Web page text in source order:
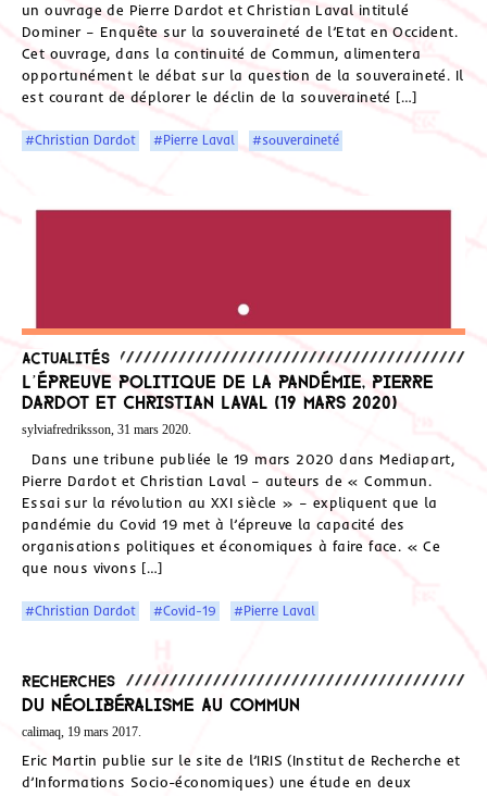
un ouvrage de Pierre Dardot et Christian Laval intitulé
Dominer – Enquête sur la souveraineté de l’Etat en Occident.
Cet ouvrage, dans la continuité de Commun, alimentera
opportunément le débat sur la question de la souveraineté. Il
est courant de déplorer le déclin de la souveraineté […]
#Christian Dardot #Pierre Laval #souveraineté
Actualités
L’épreuve politique de la pandémie, Pierre
Dardot et Christian Laval (19 mars 2020)
sylviafredriksson, 31 mars 2020.
Dans une tribune publiée le 19 mars 2020 dans Mediapart,
Pierre Dardot et Christian Laval – auteurs de « Commun.
Essai sur la révolution au XXI siècle » – expliquent que la
pandémie du Covid 19 met à l’épreuve la capacité des
organisations politiques et économiques à faire face. « Ce
que nous vivons […]
#Christian Dardot #Covid-19 #Pierre Laval
Recherches
Du néolibéralisme au commun
calimaq, 19 mars 2017.
Eric Martin publie sur le site de l’IRIS (Institut de Recherche et
d’Informations Socio-économiques) une étude en deux